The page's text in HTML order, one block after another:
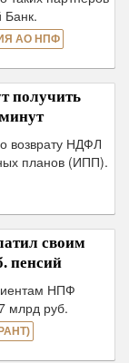
Банк.
АО НПФ
получить
возврату НДФЛ
планов (ИПП).
своим
пенсий
НПФ
млрд руб.